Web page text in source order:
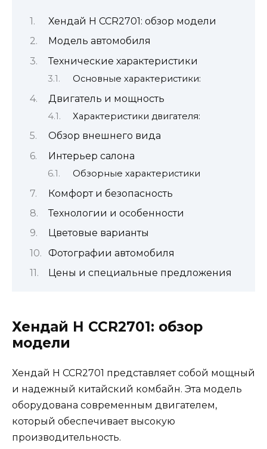
Хендай H CCR2701: обзор модели
Модель автомобиля
Технические характеристики
Основные характеристики:
Двигатель и мощность
Характеристики двигателя:
Обзор внешнего вида
Интерьер салона
Обзорные характеристики
Комфорт и безопасность
Технологии и особенности
Цветовые варианты
Фотографии автомобиля
Цены и специальные предложения
Хендай H CCR2701: обзор
модели
Хендай H CCR2701 представляет собой мощный
и надежный китайский комбайн. Эта модель
оборудована современным двигателем,
который обеспечивает высокую
производительность.